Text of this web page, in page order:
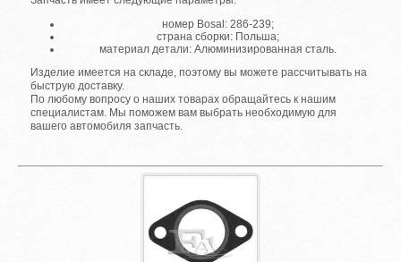
номер Bosal: 286-239;
страна сборки: Польша;
материал детали: Алюминизированная сталь.
Изделие имеется на складе, поэтому вы можете рассчитывать на
быструю доставку.
По любому вопросу о наших товарах обращайтесь к нашим
специалистам. Мы поможем вам выбрать необходимую для
вашего автомобиля запчасть.